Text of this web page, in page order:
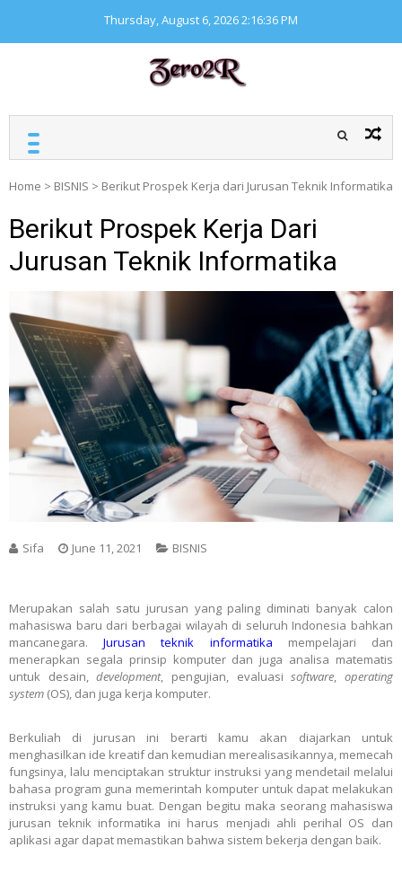
content
Thursday, August 6, 20262:16:37 PM
Home > BISNIS > Berikut Prospek Kerja dari Jurusan Teknik Informatika
Berikut Prospek Kerja Dari
Jurusan Teknik Informatika
Sifa June 11, 2021 BISNIS
Merupakan salah satu jurusan yang paling diminati banyak calon
mahasiswa baru dari berbagai wilayah di seluruh Indonesia bahkan
mancanegara.Jurusan teknik informatika mempelajari dan
menerapkan segala prinsip komputer dan juga analisa matematis
untuk desain,development, pengujian, evaluasisoftware,operating
system (OS), dan juga kerja komputer.
Berkuliah di jurusan ini berarti kamu akan diajarkan untuk
menghasilkan ide kreatif dan kemudian merealisasikannya, memecah
fungsinya, lalu menciptakan struktur instruksi yang mendetail melalui
bahasa program guna memerintah komputer untuk dapat melakukan
instruksi yang kamu buat. Dengan begitu maka seorang mahasiswa
jurusan teknik informatika ini harus menjadi ahli perihal OS dan
aplikasi agar dapat memastikan bahwa sistem bekerja dengan baik.